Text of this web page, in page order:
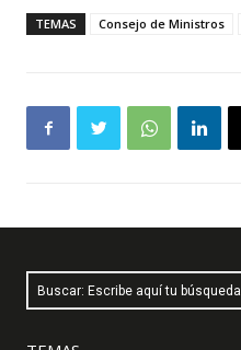
TEMAS Consejo de Ministros
Buscar: Escribe aquí tu búsqueda